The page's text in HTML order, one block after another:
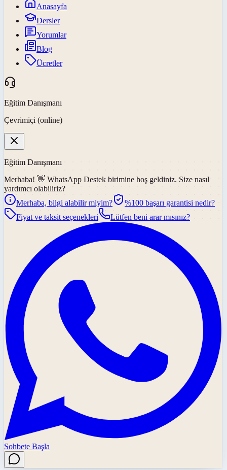
Anasayfa
Dersler
Yorumlar
Blog
Ücretler
Eğitim Danışmanı
Çevrimiçi (online)
Eğitim Danışmanı
Merhaba! 👋 WhatsApp Destek birimine hoş geldiniz. Size nasıl
yardımcı olabiliriz?
Merhaba, bilgi alabilir miyim?
%100 başarı garantisi nedir?
Fiyat ve taksit seçenekleri
Lütfen beni arar mısınız?
Sohbete Başla